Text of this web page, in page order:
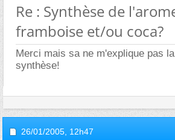
Re : Synthèse de
framboise et/ou coca?
Merci mais sa ne m'explique pas
synthèse!
26/01/2005, 12h47